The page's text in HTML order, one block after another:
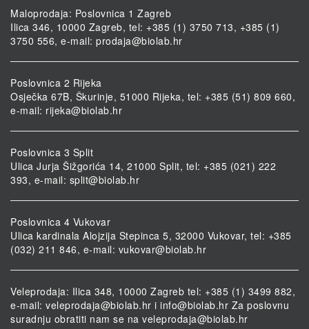
Maloprodaja: Poslovnica 1 Zagreb
Ilica 346, 10000 Zagreb, tel: +385 (1) 3750 713, +385 (1)
3750 556, e-mail: prodaja@biolab.hr
Poslovnica 2 Rijeka
Osječka 67B, Škurinje, 51000 Rijeka, tel: +385 (51) 809 660,
e-mail: rijeka@biolab.hr
Poslovnica 3 Split
Ulica Jurja Šižgorića 14, 21000 Split, tel: +385 (021) 222
393, e-mail: split@biolab.hr
Poslovnica 4 Vukovar
Ulica kardinala Alojzija Stepinca 5, 32000 Vukovar, tel: +385
(032) 211 846, e-mail: vukovar@biolab.hr
Veleprodaja: Ilica 348, 10000 Zagreb tel: +385 (1) 3499 882,
e-mail: veleprodaja@biolab.hr i info@biolab.hr Za poslovnu
suradnju obratiti nam se na veleprodaja@biolab.hr